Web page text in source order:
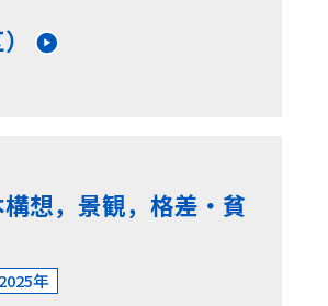
想，景観，格差・貧
2025年